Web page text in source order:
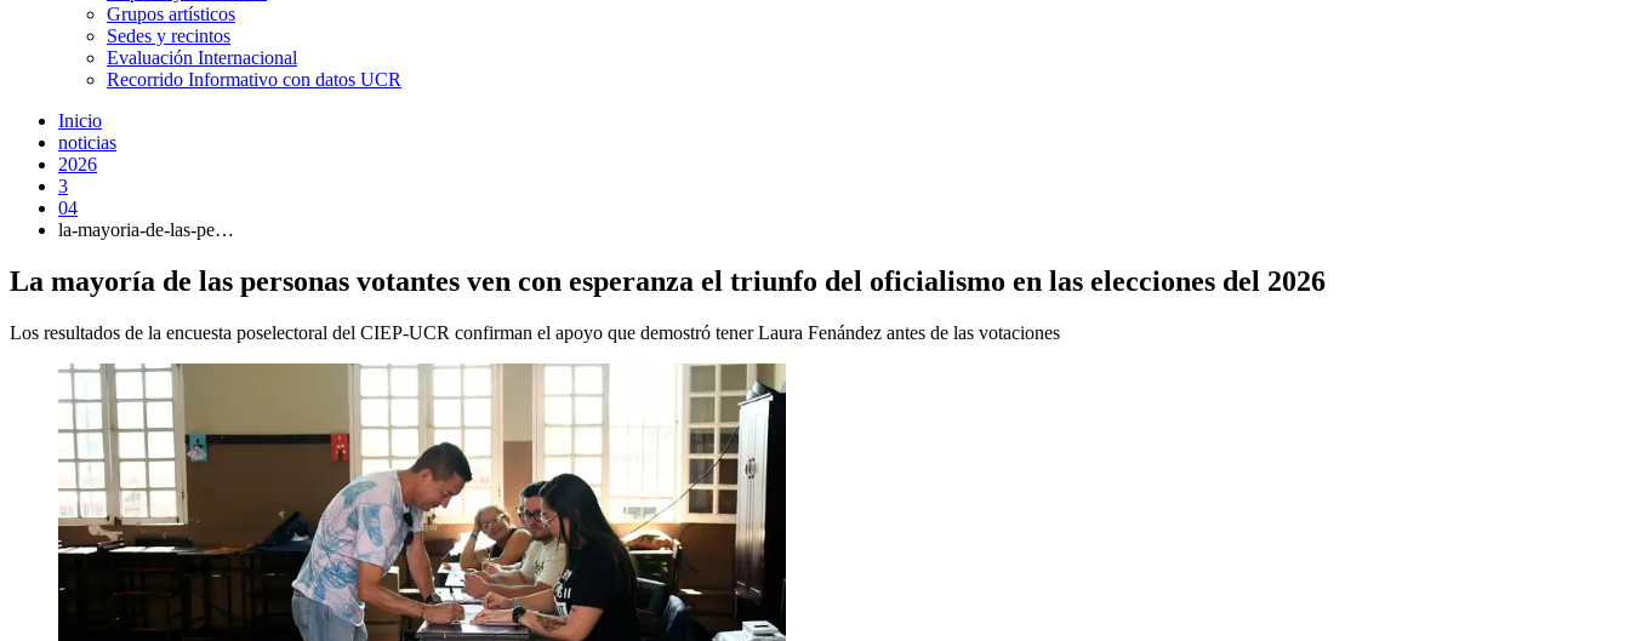
Grupos artísticos
Sedes y recintos
Evaluación Internacional
Recorrido Informativo con datos UCR
Inicio
noticias
2026
3
04
la-mayoria-de-las-pe…
La mayoría de las personas votantes ven con esperanza el triunfo del oficialismo en las elecciones del 2026
Los resultados de la encuesta poselectoral del CIEP-UCR confirman el apoyo que demostró tener Laura Fenández antes de las votaciones